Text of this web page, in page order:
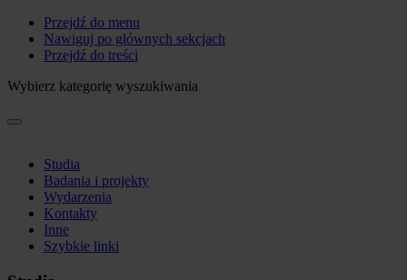
Przejdź do menu
Nawiguj po głównych sekcjach
Przejdź do treści
Wybierz kategorię wyszukiwania
Studia
Badania i projekty
Wydarzenia
Kontakty
Inne
Szybkie linki